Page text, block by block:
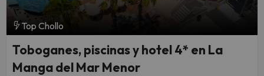
Top Chollo
Toboganes, piscinas y hotel 4* en La
Manga del Mar Menor